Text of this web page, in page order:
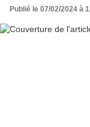
Publié le 07/02/2024 à